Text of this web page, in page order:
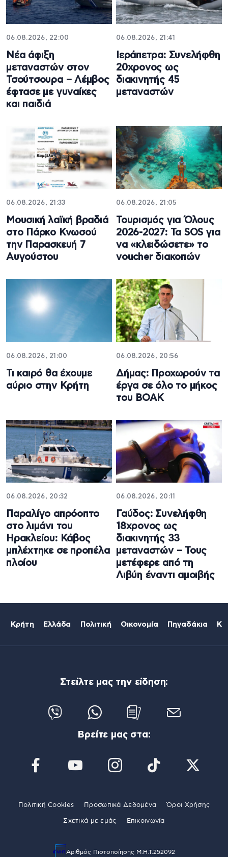
06.08.2026, 22:00
Νέα άφιξη
μεταναστών στον
Τσούτσουρα – Λέμβος
έφτασε με γυναίκες
και παιδιά
06.08.2026, 21:41
Ιεράπετρα: Συνελήφθη
20χρονος ως
διακινητής 45
μεταναστών
06.08.2026, 21:33
Μουσική λαϊκή βραδιά
στο Πάρκο Κνωσού
την Παρασκευή 7
Αυγούστου
06.08.2026, 21:05
Τουρισμός για Όλους
2026-2027: Τα SOS για
να «κλειδώσετε» το
voucher διακοπών
06.08.2026, 21:00
Τι καιρό θα έχουμε
αύριο στην Κρήτη
06.08.2026, 20:56
Δήμας: Προχωρούν τα
έργα σε όλο το μήκος
του ΒΟΑΚ
06.08.2026, 20:32
Παραλίγο απρόοπτο
στο λιμάνι του
Ηρακλείου: Κάβος
μπλέχτηκε σε προπέλα
πλοίου
06.08.2026, 20:11
Γαύδος: Συνελήφθη
18χρονος ως
διακινητής 33
μεταναστών – Τους
μετέφερε από τη
Λιβύη έναντι αμοιβής
Κρήτη Ελλάδα Πολιτική Οικονομία Πηγαδάκια
Στείλτε μας την είδηση:
Βρείτε μας στα:
Πολιτική Cookies Προσωπικά Δεδομένα Όροι Χρήσης
Σχετικά με εμάς Επικοινωνία
Αριθμός Πιστοποίησης Μ.Η.Τ.252092